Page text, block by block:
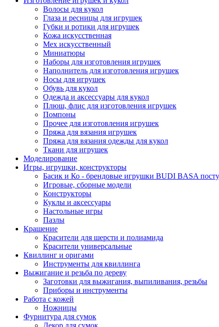
Волосы для кукол
Глаза и ресницы для игрушек
Губки и ротики для игрушек
Кожа искусственная
Мех искусственный
Миниатюры
Наборы для изготовления игрушек
Наполнитель для изготовления игрушек
Носы для игрушек
Обувь для кукол
Одежда и аксессуары для кукол
Плюш, флис для изготовления игрушек
Помпоны
Прочее для изготовления игрушек
Пряжа для вязания игрушек
Пряжа для вязания одежды для кукол
Ткани для игрушек
Моделирование
Игры, игрушки, конструкторы
Басик и Ко - брендовые игрушки BUDI BASA
Игровые, сборные модели
Конструкторы
Куклы и аксессуары
Настольные игры
Пазлы
Крашение
Красители для шерсти и полиамида
Красители универсальные
Квиллинг и оригами
Инструменты для квиллинга
Выжигание и резьба по дереву
Заготовки для выжигания, выпиливания, резьбы
Приборы и инструменты
Работа с кожей
Ножницы
Фурнитура для сумок
Декор для сумок